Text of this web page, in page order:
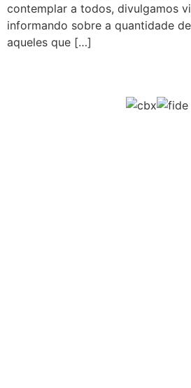
contemplar a todos, divulgamos
informando sobre a quantidade
aqueles que […]